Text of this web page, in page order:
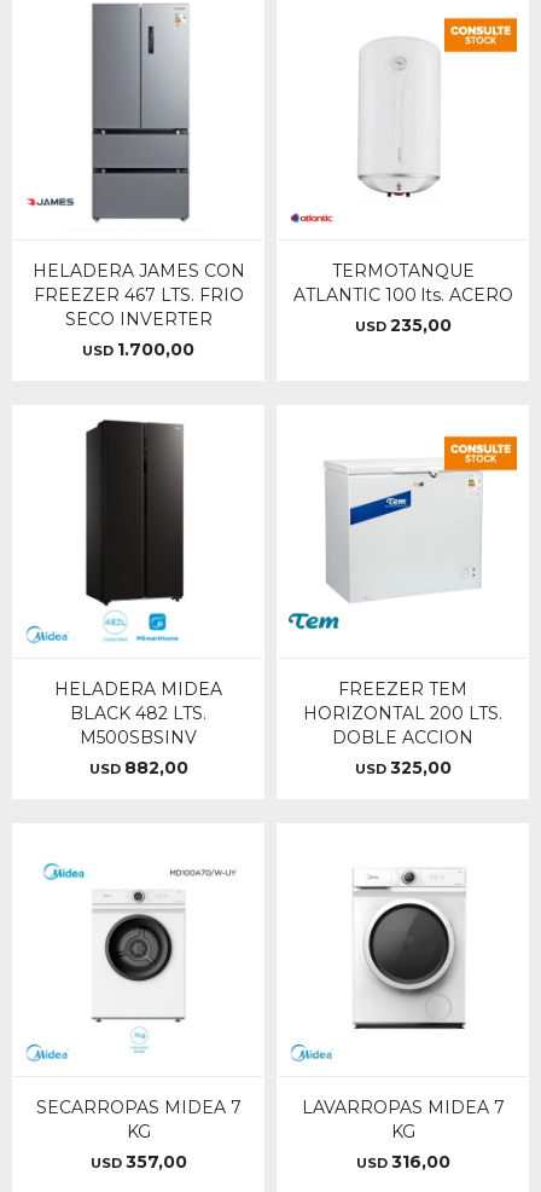
HELADERA JAMES CON
FREEZER 467 LTS. FRIO
SECO INVERTER
USD 1.700,00
TERMOTANQUE
ATLANTIC 100 lts. ACERO
USD 235,00
HELADERA MIDEA
BLACK 482 LTS.
M500SBSINV
USD 882,00
FREEZER TEM
HORIZONTAL 200 LTS.
DOBLE ACCION
USD 325,00
SECARROPAS MIDEA 7
KG
USD 357,00
LAVARROPAS MIDEA 7
KG
USD 316,00